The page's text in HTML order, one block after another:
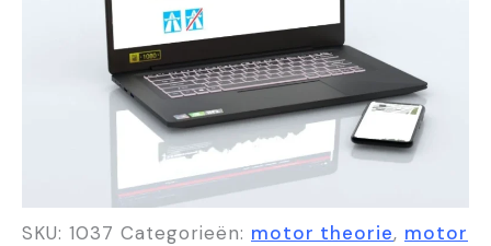
SKU: 1037 Categorieën: motor theorie, motor